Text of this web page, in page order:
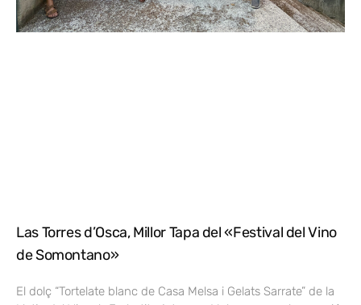
Las Torres d’Osca, Millor Tapa del «Festival del Vino
de Somontano»
El dolç “Tortelate blanc de Casa Melsa i Gelats Sarrate” de la